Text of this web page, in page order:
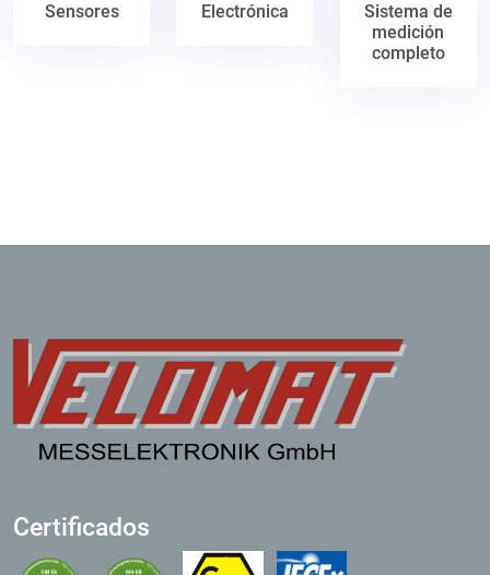
Sensores Electrónica
Sistema de
medición
completo
Certificados